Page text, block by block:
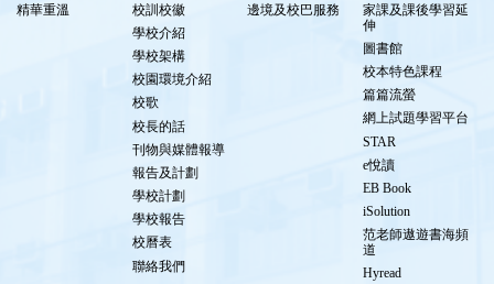
精華重溫
校訓校徽
學校介紹
學校架構
校園環境介紹
校歌
校長的話
刊物與媒體報導
報告及計劃
學校計劃
學校報告
校曆表
聯絡我們
邊境及校巴服務
家課及課後學習延
伸
圖書館
校本特色課程
篇篇流螢
網上試題學習平台
STAR
e悅讀
EB Book
iSolution
范老師遨遊書海頻
道
Hyread